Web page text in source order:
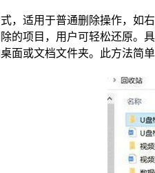
，适用于普通删除操作，如
的项目，用户可轻松还原。
面或文档文件夹。此方法简